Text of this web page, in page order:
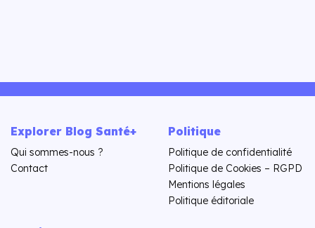
Explorer Blog Santé+
Qui sommes-nous ?
Contact
Politique
Politique de confidentialité
Politique de Cookies – RGPD
Mentions légales
Politique éditoriale